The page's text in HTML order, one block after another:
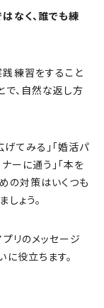
なく、誰でも練
練習をすること
で、自然な返し方
てみる」「婚活パ
ーに通う」「本を
の対策はいくつも
ょう。
リのメッセージ
役立ちます。